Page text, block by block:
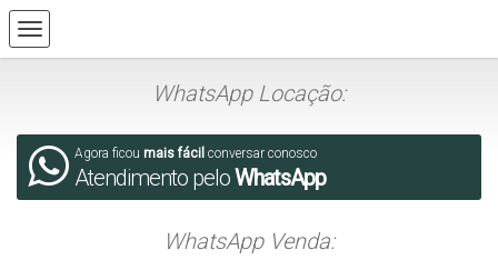
WhatsApp Locação:
Agora ficou mais fácil conversar conosco
Atendimento peloWhatsApp
WhatsApp Venda: